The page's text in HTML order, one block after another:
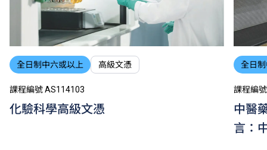
全日制中六或以上 高級文憑
課程編號 AS114103
化驗科學高級文憑
全日
課程編
中醫
言：